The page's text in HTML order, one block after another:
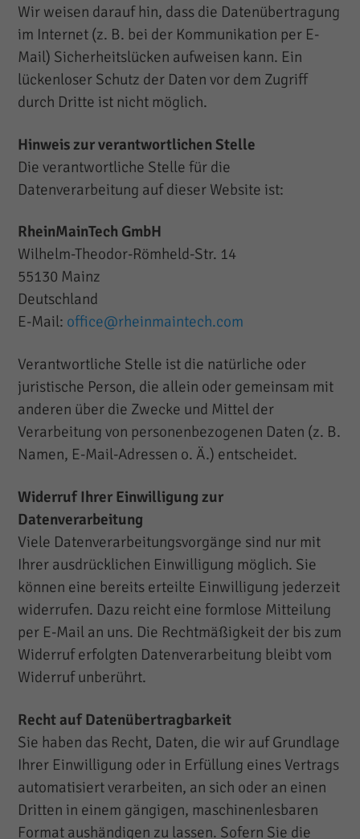
Wir weisen darauf hin, dass die Datenübertragung
im Internet (z. B. bei der Kommunikation per E-
Mail) Sicherheitslücken aufweisen kann. Ein
lückenloser Schutz der Daten vor dem Zugriff
durch Dritte ist nicht möglich.
Hinweis zur verantwortlichen Stelle
Die verantwortliche Stelle für die
Datenverarbeitung auf dieser Website ist:
RheinMainTech GmbH
Wilhelm-Theodor-Römheld-Str. 14
55130 Mainz
Deutschland
E-Mail: office@rheinmaintech.com
Verantwortliche Stelle ist die natürliche oder
juristische Person, die allein oder gemeinsam mit
anderen über die Zwecke und Mittel der
Verarbeitung von personenbezogenen Daten (z. B.
Namen, E-Mail-Adressen o. Ä.) entscheidet.
Widerruf Ihrer Einwilligung zur
Datenverarbeitung
Viele Datenverarbeitungsvorgänge sind nur mit
Ihrer ausdrücklichen Einwilligung möglich. Sie
können eine bereits erteilte Einwilligung jederzeit
widerrufen. Dazu reicht eine formlose Mitteilung
per E-Mail an uns. Die Rechtmäßigkeit der bis zum
Widerruf erfolgten Datenverarbeitung bleibt vom
Widerruf unberührt.
Recht auf Datenübertragbarkeit
Sie haben das Recht, Daten, die wir auf Grundlage
Ihrer Einwilligung oder in Erfüllung eines Vertrags
automatisiert verarbeiten, an sich oder an einen
Dritten in einem gängigen, maschinenlesbaren
Format aushändigen zu lassen. Sofern Sie die